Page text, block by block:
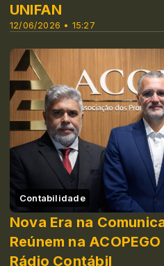
12/06/2026 • 15:27
UNIFAN
Contabilidade
Nova Era na
Reúnem na
Rádio Contábil